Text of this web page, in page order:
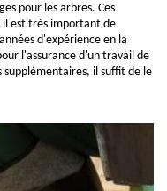
pour les arbres. Ces
il est très important de
d'expérience en la
l'assurance d'un travail de
il suffit de le